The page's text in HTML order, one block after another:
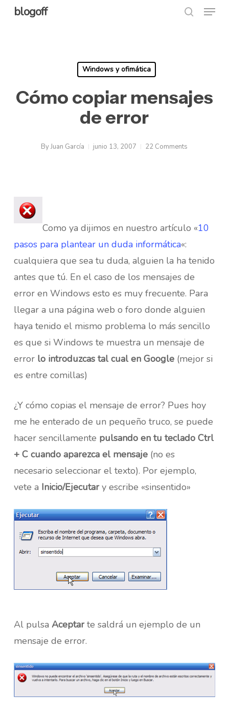
Skipblogoff Menu
Windows y ofimática
Cómo copiar mensajes
de error
ByJuan García junio 13, 2007 22 Comments
Como ya dijimos en nuestro artículo «10
pasos para plantear un duda informática«:
cualquiera que sea tu duda, alguien la ha tenido
antes que tú. En el caso de los mensajes de
error en Windows esto es muy frecuente. Para
llegar a una página web o foro donde alguien
haya tenido el mismo problema lo más sencillo
es que si Windows te muestra un mensaje de
error lo introduzcas tal cual en Google(mejor si
es entre comillas)
¿Y cómo copias el mensaje de error? Pues hoy
me he enterado de un pequeño truco, se puede
hacer sencillamente pulsando en tu teclado Ctrl
+ C cuando aparezca el mensaje(no es
necesario seleccionar el texto). Por ejemplo,
vete a Inicio/Ejecutary escribe «sinsentido»
Al pulsa Aceptarte saldrá un ejemplo de un
mensaje de error.